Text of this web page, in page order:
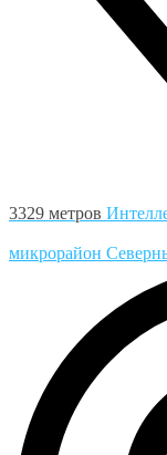
3329 метров
микрорайон